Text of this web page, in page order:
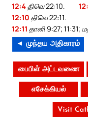
12:4திவெ 22:10.
12:10 திவெ 22:11.
12:11 தானி 9:27; 11:31;
◄ முந்தய அதிகாரம்
பைபிள் அட்டவணை
எசேக்கியல்
Visit